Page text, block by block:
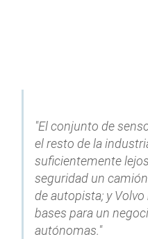
"El conjunto de
el resto de la
suficientemente
seguridad un
de autopista; y
bases para un
autónomas."